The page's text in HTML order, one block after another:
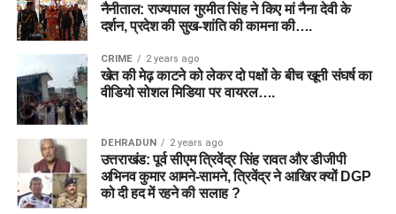
प्रश्न 2: आज के मैच में Dream11 कप्तान
किसे बनाएं?
उत्तर: स्मॉल लीग के लिएHayley MatthewsयाNat Sciver-
Bruntसबसे बेस्ट विकल्प हैं।
प्रश्न 3: क्या केनिंगटन ओवल की पिच स्पिनरों
के लिए अच्छी है?
Mitchell Marsh
मार्श शानदार ऑलराउंडर हैं और बल्ले व गेंद दोनों से अंक दिला सकते हैं।
Joe Clarke
ओपनिंग बल्लेबाज होने के कारण बड़ी पारी खेलने की क्षमता रखते हैं।
उपकप्तान (Vice Captain)
नैनीताल: राज्यपाल गुरमीत सिंह ने किए मां नैना देवी के
दर्शन, प्रदेश की सुख-शांति की कामना की….
CRIME 2 years ago
खेत की मेढ़ काटने को लेकर दो पक्षों के बीच खूनी संघर्ष का
वीडियो सोशल मिडिया पर वायरल….
DEHRADUN 2 years ago
उत्तराखंड: पूर्व सीएम त्रिवेंद्र सिंह रावत और डीजीपी
अभिनव कुमार आमने-सामने, त्रिवेंद्र ने आखिर क्यों DGP
को दी हद में रहने की सलाह ?